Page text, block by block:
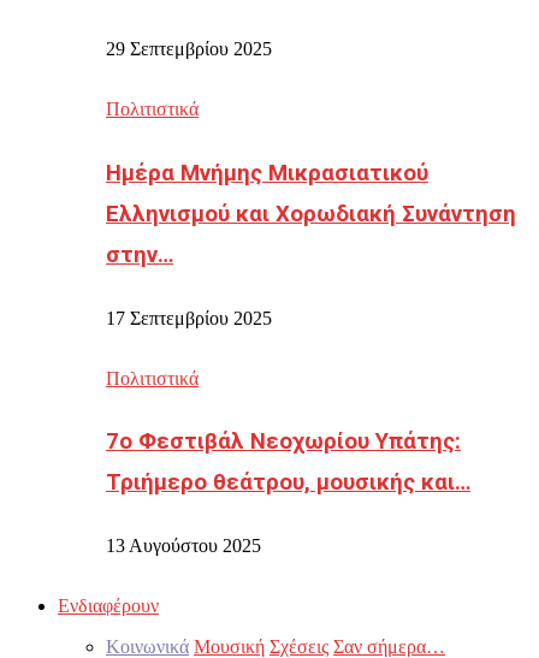
29 Σεπτεμβρίου 2025
Πολιτιστικά
Ημέρα Μνήμης Μικρασιατικού
Ελληνισμού και Χορωδιακή Συνάντηση
στην…
17 Σεπτεμβρίου 2025
Πολιτιστικά
7ο Φεστιβάλ Νεοχωρίου Υπάτης:
Τριήμερο θεάτρου, μουσικής και…
13 Αυγούστου 2025
Ενδιαφέρουν
Κοινωνικά Μουσική Σχέσεις Σαν σήμερα…